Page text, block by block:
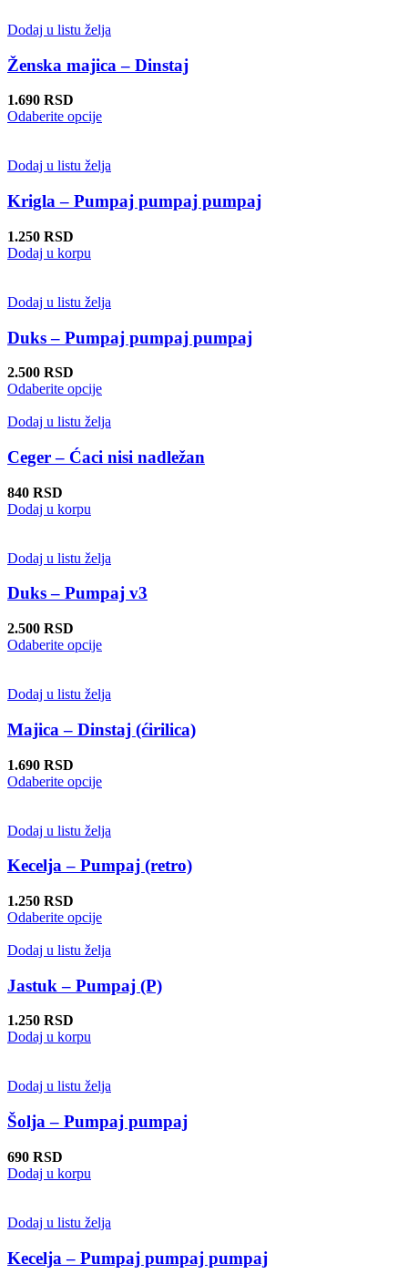
proizvoda.
više
Opcije
mogu
na
proizvoda.
Dodaj u listu želja
Ženska majica – Dinstaj
1.690 RSD
Odaberite opcijeOvaj
više
Opcije
mogu
proizvoda.
Dodaj u listu želja
Krigla – Pumpaj pumpaj pumpaj
1.250 RSD
Dodaj u korpu
Dodaj u listu želja
Duks – Pumpaj pumpaj pumpaj
2.500 RSD
Odaberite opcijeOvaj
ima
varijanti.
Opcije
stranici
proizvoda.
Dodaj u listu želja
Ceger – Ćaci nisi nadležan
840 RSD
Dodaj u korpu
Dodaj u listu želja
Duks – Pumpaj v3
2.500 RSD
Odaberite opcijeOvaj
više
Opcije
mogu
na
proizvoda.
Dodaj u listu želja
Majica – Dinstaj (ćirilica)
1.690 RSD
Odaberite opcijeOvaj
više
Opcije
mogu
na
stranici
proizvoda.
Dodaj u listu želja
Kecelja – Pumpaj (retro)
1.250 RSD
Odaberite opcijeOvaj
ima
varijanti.
Opcije
stranici
proizvoda.
Dodaj u listu želja
Jastuk – Pumpaj (P)
1.250 RSD
Dodaj u korpu
Dodaj u listu želja
Šolja – Pumpaj pumpaj
690 RSD
Dodaj u korpu
Dodaj u listu želja
Kecelja – Pumpaj pumpaj pumpaj